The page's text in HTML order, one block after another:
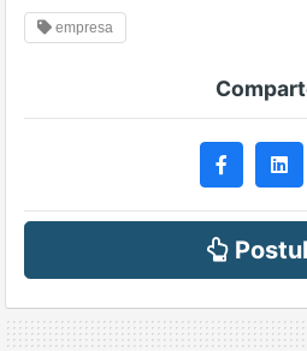
empresa